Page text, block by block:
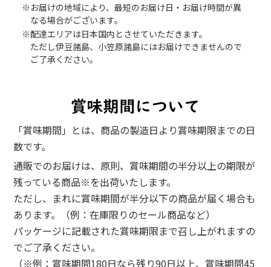
※お届けの地域により、最短のお届け日・お届け時間が異
なる場合がございます。
※配達エリアは日本国内とさせていただきます。
ただし伊豆諸島、小笠原諸島にはお届けできませんので
ご了承ください。
「賞味期間」とは、商品の製造日より賞味期限までの日
数です。
通販でのお届けは、原則、賞味期間の半分以上の期限が
残っている商品※を出荷いたします。
ただし、まれに賞味期間が半分以下の商品が届く場合も
あります。（例：在庫限りのセール商品など）
パッケージに記載された賞味期限まで召し上がれますの
でご了承ください。
（※例：賞味期間180日なら残り90日以上、賞味期間45